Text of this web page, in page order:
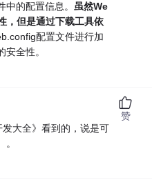
中的配置信息。虽然We
，但是通过下载工具依
配置文件进行加
全性。
发大全》看到的，说是可
赞